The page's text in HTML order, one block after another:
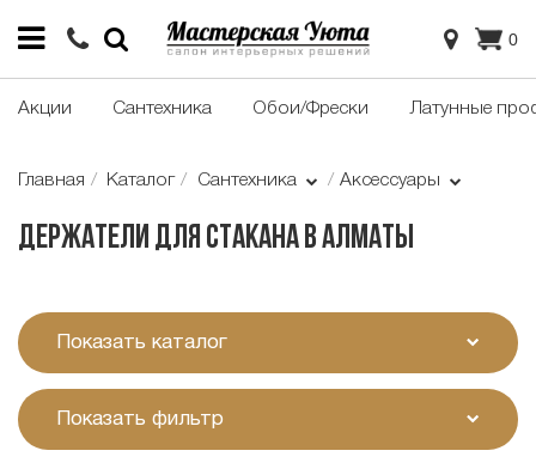
0
Акции Сантехника Обои/Фрески Латунные
Главная Каталог Сантехника Аксессуары
Держатели для стакана в Алматы
Показать каталог
Показать фильтр